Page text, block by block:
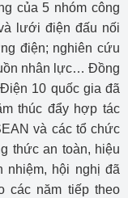
của 5 nhóm công
lưới điện đấu nối
điện; nghiên cứu
nhân lực… Đồng
10 quốc gia đã
thúc đẩy hợp tác
và các tổ chức
thức an toàn, hiệu
nhiệm, hội nghị đã
các năm tiếp theo